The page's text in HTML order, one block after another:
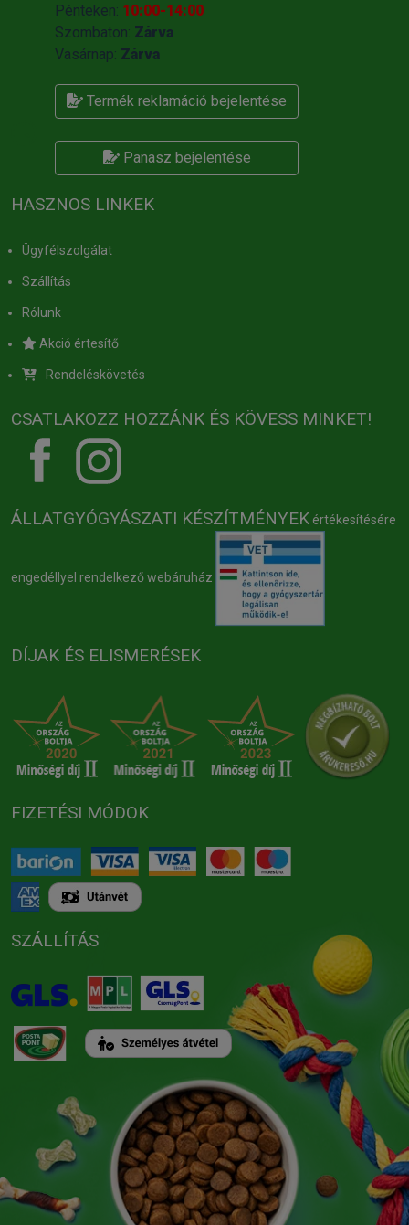
Pénteken: 10:00-14:00
Szombaton: Zárva
Vasárnap: Zárva
Termék reklamáció bejelentése
Panasz bejelentése
HASZNOS LINKEK
Ügyfélszolgálat
Szállítás
Rólunk
Akció értesítő
Rendeléskövetés
CSATLAKOZZ HOZZÁNK ÉS KÖVESS MINKET!
ÁLLATGYÓGYÁSZATI KÉSZÍTMÉNYEK értékesítésére
engedéllyel rendelkező webáruház
DÍJAK ÉS ELISMERÉSEK
FIZETÉSI MÓDOK
SZÁLLÍTÁS